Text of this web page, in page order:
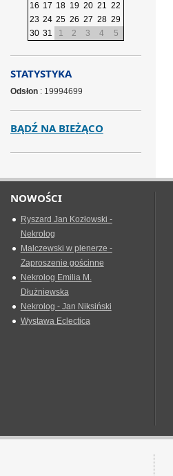
16 17 18 19 20 21 22
23 24 25 26 27 28 29
30 31 1 2 3 4 5
STATYSTYKA
Odsłon: 19994699
BĄDŹ NA BIEŻĄCO
NOWOŚCI
Ryszard Jan Kozłowski -
Nekrolog
Malczewski w plenerze -
Zaproszenie gościnne
Nekrolog Emilia M.
Dłużniewska
Nekrolog - Jan Niksiński
Wystawa Eclectica